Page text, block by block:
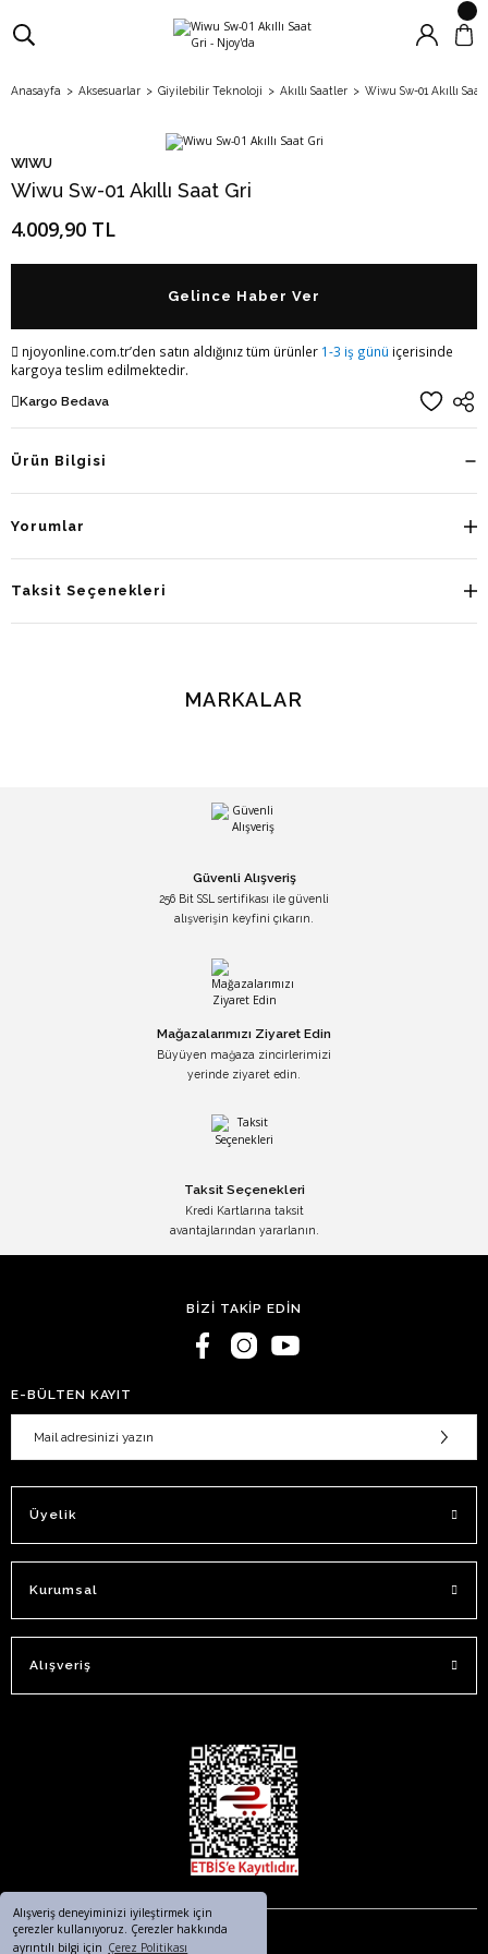
Alışveriş deneyiminizi iyileştirmek için
çerezler kullanıyoruz. Çerezler hakkında
ayrıntılı bilgi için Çerez Politikası
Anasayfa Aksesuarlar Giyilebilir Teknoloji Akıllı Saatler Wiwu Sw-01 Akıllı Saat
WIWU
Wiwu Sw-01 Akıllı Saat Gri
4.009,90 TL
Gelince Haber Ver
njoyonline.com.tr’den satın aldığınız tüm ürünler 1-3 iş günü içerisinde
kargoya teslim edilmektedir.
Kargo Bedava
Ürün Bilgisi
Yorumlar
Taksit Seçenekleri
MARKALAR
Güvenli Alışveriş
256 Bit SSL sertifikası ile güvenli
alışverişin keyfini çıkarın.
Mağazalarımızı Ziyaret Edin
Büyüyen mağaza zincirlerimizi
yerinde ziyaret edin.
Taksit Seçenekleri
Kredi Kartlarına taksit
avantajlarından yararlanın.
BİZİ TAKİP EDİN
E-BÜLTEN KAYIT
Üyelik
Kurumsal
Alışveriş